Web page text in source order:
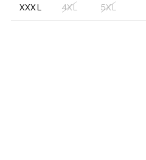
XXXL 4XL 5XL